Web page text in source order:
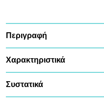
Περιγραφή
Χαρακτηριστικά
Συστατικά